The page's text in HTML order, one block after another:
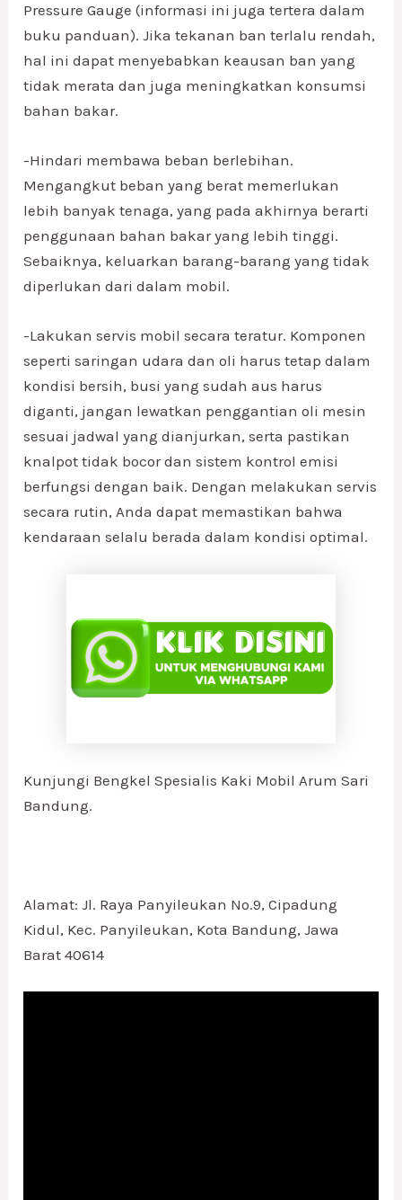
Pressure Gauge (informasi ini juga tertera dalam
buku panduan). Jika tekanan ban terlalu rendah,
hal ini dapat menyebabkan keausan ban yang
tidak merata dan juga meningkatkan konsumsi
bahan bakar.
-Hindari membawa beban berlebihan.
Mengangkut beban yang berat memerlukan
lebih banyak tenaga, yang pada akhirnya berarti
penggunaan bahan bakar yang lebih tinggi.
Sebaiknya, keluarkan barang-barang yang tidak
diperlukan dari dalam mobil.
-Lakukan servis mobil secara teratur. Komponen
seperti saringan udara dan oli harus tetap dalam
kondisi bersih, busi yang sudah aus harus
diganti, jangan lewatkan penggantian oli mesin
sesuai jadwal yang dianjurkan, serta pastikan
knalpot tidak bocor dan sistem kontrol emisi
berfungsi dengan baik. Dengan melakukan servis
secara rutin, Anda dapat memastikan bahwa
kendaraan selalu berada dalam kondisi optimal.
Kunjungi Bengkel Spesialis Kaki Mobil Arum Sari
Bandung.
Alamat: Jl. Raya Panyileukan No.9, Cipadung
Kidul, Kec. Panyileukan, Kota Bandung, Jawa
Barat 40614